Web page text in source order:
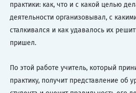
практики: как, что и с какой целью
деятельности организовывал, с
сталкивался и как удавалось их
пришел.
По этой работе учитель, который
практику, получит представление об